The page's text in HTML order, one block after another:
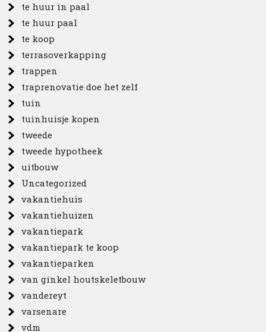
te huur in paal
te huur paal
te koop
terrasoverkapping
trappen
traprenovatie doe het zelf
tuin
tuinhuisje kopen
tweede
tweede hypotheek
uitbouw
Uncategorized
vakantiehuis
vakantiehuizen
vakantiepark
vakantiepark te koop
vakantieparken
van ginkel houtskeletbouw
vandereyt
varsenare
vdm